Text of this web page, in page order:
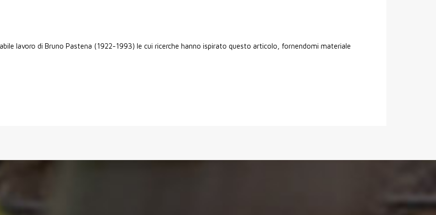
lavoro di Bruno Pastena (1922-1993) le cui ricerche hanno ispirato questo articolo, fornendomi materiale